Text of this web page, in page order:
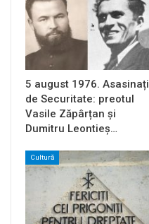
5 august 1976. Asasinați
de Securitate: preotul
Vasile Zăpârțan și
Dumitru Leontieș…
Cultură